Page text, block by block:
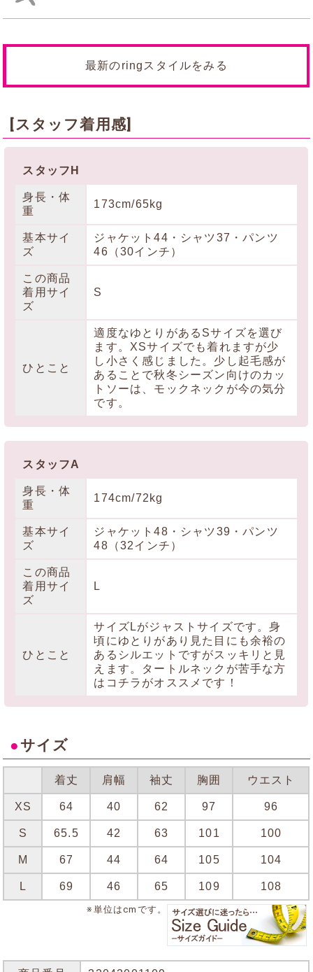
最新のringスタイルをみる
[スタッフ着用感]
スタッフH
身長・体
重
173cm/65kg
基本サイ
ズ
ジャケット44・シャツ37・パンツ
46（30インチ）
この商品
着用サイ
ズ
S
ひとこと
適度なゆとりがあるSサイズを選び
ます。XSサイズでも着れますが少
し小さく感じました。少し起毛感が
あることで秋冬シーズン向けのカッ
トソーは、モックネックが今の気分
です。
スタッフA
身長・体
重
174cm/72kg
基本サイ
ズ
ジャケット48・シャツ39・パンツ
48（32インチ）
この商品
着用サイ
ズ
L
ひとこと
サイズLがジャストサイズです。身
頃にゆとりがあり見た目にも余裕の
あるシルエットですがスッキリと見
えます。タートルネックが苦手な方
はコチラがオススメです！
● サイズ
着丈 肩幅 袖丈 胸囲 ウエスト
XS 64 40 62 97 96
S 65.5 42 63 101 100
M 67 44 64 105 104
L 69 46 65 109 108
※単位はcmです。